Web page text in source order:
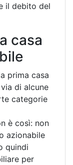
il debito del
casa
prima casa
di alcune
categorie
è così: non
azionabile
quindi
per